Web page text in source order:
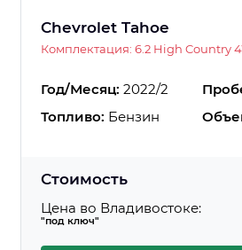
Chevrolet Tahoe
Комплектация: 6.2 High Country
Год/Месяц: 2022/2
Топливо: Бензин
Стоимость
Цена во Владивостоке:
"под ключ"